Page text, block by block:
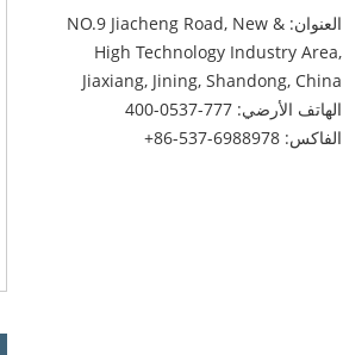
العنوان: NO.9 Jiacheng Road, New &
High Technology Industry Area,
Jiaxiang, Jining, Shandong, China
الهاتف الأرضي: 400-0537-777
الفاكس: +86-537-6988978